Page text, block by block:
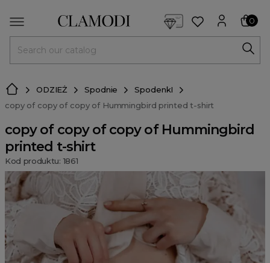
0
ODZIEŻ Spodnie
SpodenkI
copy of copy of copy of Hummingbird printed t-shirt
copy of copy of copy of Hummingbird
printed t-shirt
Kod produktu: 1861